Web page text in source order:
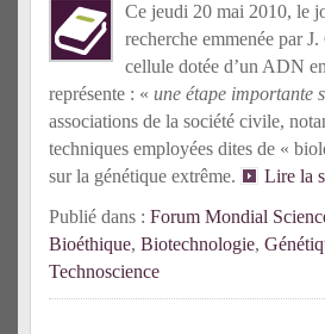
Ce jeudi 20 mai 2010, le
recherche emmenée par
cellule dotée d’un ADN
représente : « une étape importante
associations de la société civile,
techniques employées dites de «
sur la génétique extrême.
Lire la
Publié dans : Forum Mondial
Bioéthique, Biotechnologie,
Technoscience